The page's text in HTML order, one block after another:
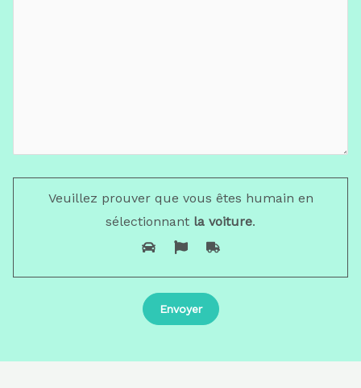
Veuillez prouver que vous êtes humain en
sélectionnant la voiture.